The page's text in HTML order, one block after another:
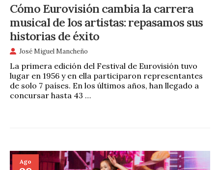
Cómo Eurovisión cambia la carrera
musical de los artistas: repasamos sus
historias de éxito
José Miguel Mancheño
La primera edición del Festival de Eurovisión tuvo
lugar en 1956 y en ella participaron representantes
de solo 7 países. En los últimos años, han llegado a
concursar hasta 43 …
Ago